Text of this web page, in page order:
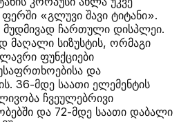
«გლუვი შავი ტიტანი».
მუდმივად ჩართული დისპლეი.
მაღალი სიზუსტის, ორმაგი
ფუნქციები
და
36-მდე საათი ელემენტის
ჩვეულებრივი
და 72-მდე საათი დაბალი